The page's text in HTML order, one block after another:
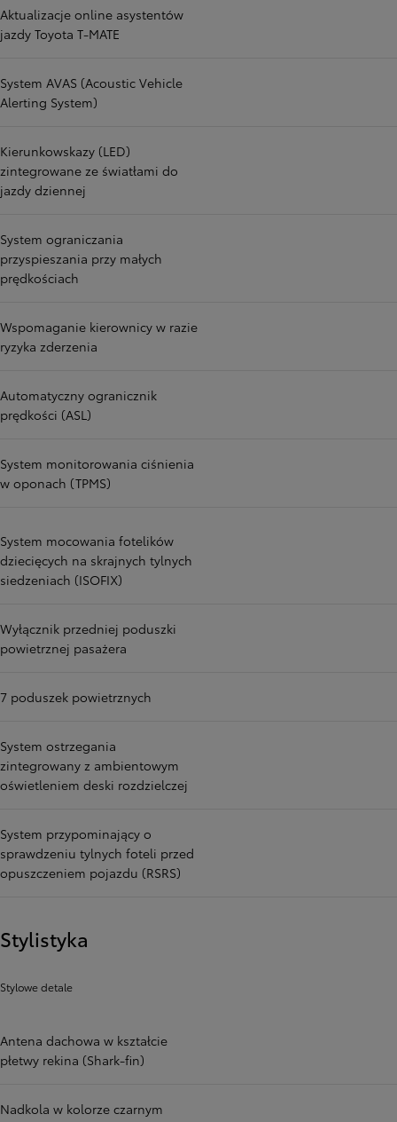
Aktualizacje online asystentów
jazdy Toyota T-MATE
System AVAS (Acoustic Vehicle
Alerting System)
Kierunkowskazy (LED)
zintegrowane ze światłami do
jazdy dziennej
System ograniczania
przyspieszania przy małych
prędkościach
Wspomaganie kierownicy w razie
ryzyka zderzenia
Automatyczny ogranicznik
prędkości (ASL)
System monitorowania ciśnienia
w oponach (TPMS)
System mocowania fotelików
dziecięcych na skrajnych tylnych
siedzeniach (ISOFIX)
Wyłącznik przedniej poduszki
powietrznej pasażera
7 poduszek powietrznych
System ostrzegania
zintegrowany z ambientowym
oświetleniem deski rozdzielczej
System przypominający o
sprawdzeniu tylnych foteli przed
opuszczeniem pojazdu (RSRS)
Stylistyka
Stylowe detale
Antena dachowa w kształcie
płetwy rekina (Shark-fin)
Nadkola w kolorze czarnym